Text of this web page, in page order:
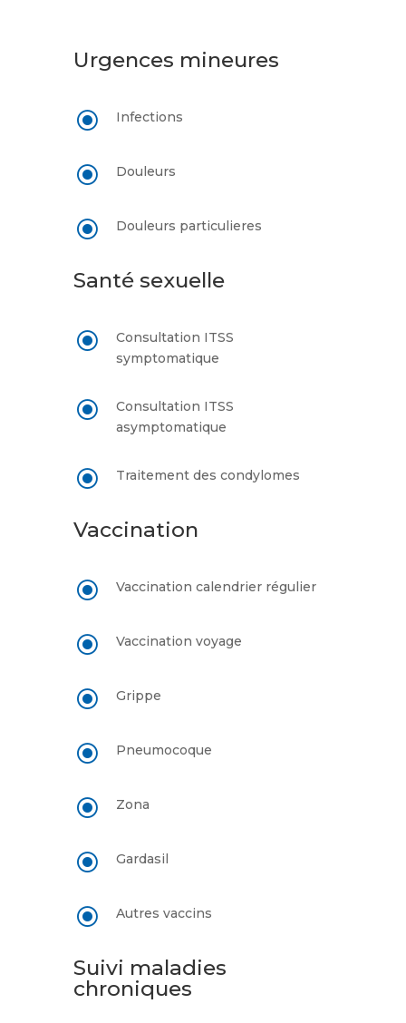
Urgences mineures
\ Infections
\ Douleurs
\ Douleurs particulieres
Santé sexuelle
\
Consultation ITSS
symptomatique
\
Consultation ITSS
asymptomatique
\ Traitement des condylomes
Vaccination
\ Vaccination calendrier régulier
\ Vaccination voyage
\ Grippe
\ Pneumocoque
\ Zona
\ Gardasil
\ Autres vaccins
Suivi maladies
chroniques